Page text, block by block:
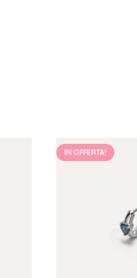
IN OFFERTA!